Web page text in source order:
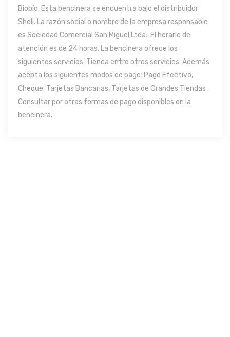
Biobío. Esta bencinera se encuentra bajo el distribuidor
Shell. La razón social o nombre de la empresa responsable
es Sociedad Comercial San Miguel Ltda.. El horario de
atención es de 24 horas. La bencinera ofrece los
siguientes servicios: Tienda entre otros servicios. Además
acepta los siguientes modos de pago: Pago Efectivo,
Cheque, Tarjetas Bancarias, Tarjetas de Grandes Tiendas .
Consultar por otras formas de pago disponibles en la
bencinera.